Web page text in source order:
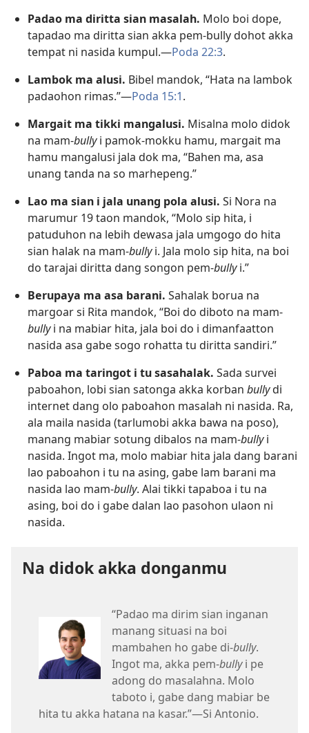
Padao ma diritta sian masalah. Molo boi dope,
tapadao ma diritta sian akka pem-bully dohot akka
tempat ni nasida kumpul.​—Poda 22:3.
Lambok ma alusi. Bibel mandok, “Hata na lambok
padaohon rimas.”​—Poda 15:1.
Margait ma tikki mangalusi. Misalna molo didok
na mam-bullyi pamok-mokku hamu, margait ma
hamu mangalusi jala dok ma, “Bahen ma, asa
unang tanda na so marhepeng.”
Lao ma sian i jala unang pola alusi. Si Nora na
marumur 19 taon mandok, “Molo sip hita, i
patuduhon na lebih dewasa jala umgogo do hita
sian halak na mam-bullyi. Jala molo sip hita, na boi
do tarajai diritta dang songon pem-bullyi.”
Berupaya ma asa barani. Sahalak borua na
margoar si Rita mandok, “Boi do diboto na mam-
bullyi na mabiar hita, jala boi do i dimanfaatton
nasida asa gabe sogo rohatta tu diritta sandiri.”
Paboa ma taringot i tu sasahalak. Sada survei
paboahon, lobi sian satonga akka korban bullydi
internet dang olo paboahon masalah ni nasida. Ra,
ala maila nasida (tarlumobi akka bawa na poso),
manang mabiar sotung dibalos na mam-bullyi
nasida. Ingot ma, molo mabiar hita jala dang barani
lao paboahon i tu na asing, gabe lam barani ma
nasida lao mam-bully. Alai tikki tapaboa i tu na
asing, boi do i gabe dalan lao pasohon ulaon ni
nasida.
Na didok akka donganmu
“Padao ma dirim sian inganan
manang situasi na boi
mambahen ho gabe di-bully.
Ingot ma, akka pem-bullyi pe
adong do masalahna. Molo
taboto i, gabe dang mabiar be
hita tu akka hatana na kasar.”​—Si Antonio.